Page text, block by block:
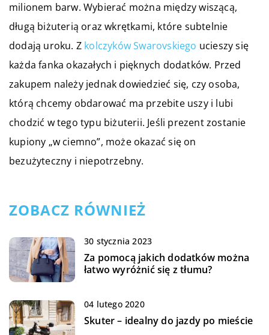
milionem barw. Wybierać można między wiszącą,
długą biżuterią oraz wkrętkami, które subtelnie
dodają uroku. Z kolczyków Swarovskiego ucieszy się
każda fanka okazałych i pięknych dodatków. Przed
zakupem należy jednak dowiedzieć się, czy osoba,
którą chcemy obdarować ma przebite uszy i lubi
chodzić w tego typu biżuterii. Jeśli prezent zostanie
kupiony „w ciemno”, może okazać się on
bezużyteczny i niepotrzebny.
ZOBACZ RÓWNIEŻ
30 stycznia 2023
Za pomocą jakich dodatków można
łatwo wyróżnić się z tłumu?
04 lutego 2020
Skuter – idealny do jazdy po mieście